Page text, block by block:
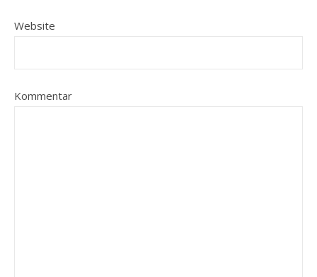
Website
Kommentar